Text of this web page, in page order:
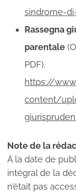
sindrome-
Rassegna
parentale
PDF).
https://
content/
Note de la
À la date de
intégral de la
n’était pas